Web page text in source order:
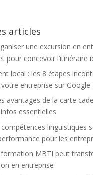
et plus
articles
une excursion en
pour concevoir l’itinéraire
local : les 8 étapes
entreprise sur Google
avantages de la carte
essentielles
linguistiques
pour les
MBTI peut
en entreprise